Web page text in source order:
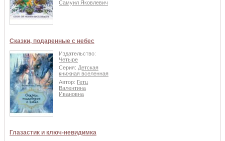
Самуил Яковлевич
Сказки, подаренные с небес
Издательство:
Четыре
Серия: Детская
книжная вселенная
Автор: Гетц
Валентина
Ивановна
Глазастик и ключ-невидимка